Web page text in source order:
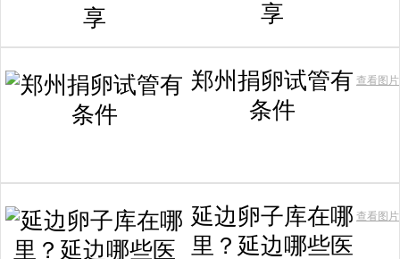
享
郑州捐卵试管有
条件
查看图片
延边卵子库在哪
里？延边哪些医
查看图片